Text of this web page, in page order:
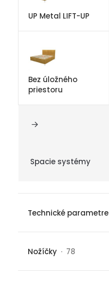
UP Metal LIFT-UP
Bez úložného
priestoru
Spacie systémy
Technické parametre
Nožíčky · 78